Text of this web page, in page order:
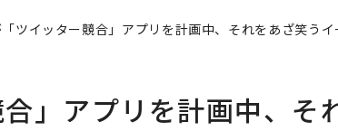
ツイッター競合」アプリを計画中、それをあざ笑うイ
」アプリを計画中、そ